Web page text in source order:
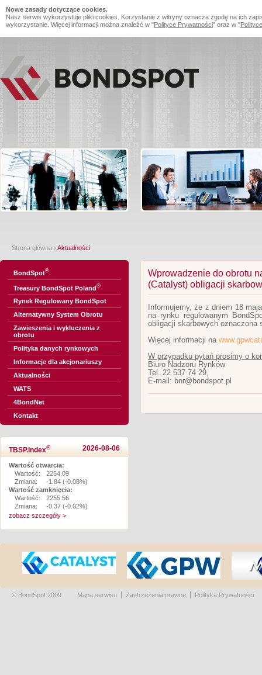
Nowe zasady dotyczące cookies.
Nasz serwis wykorzystuje pliki cookies. Korzystanie z witryny oznacza zgodę na ich
wykorzystanie. Więcej informacji można znaleźć w "Polityce Prywatności" oraz w "
Strona główna › Aktualności
BondSpot®
Treasury BondSpot Poland®
Rynek Regulowany BondSpot
Alternatywny System Obrotu
Zawieszenia i wykluczenia z
obrotu
Polityka danych rynkowych
Informacje dla akcjonariuszy
Aktualności
WATS
4BondNet
Kontakt
TBSP.Index® 2026-08-06
Wartość otwarcia:
Wartość:
2254.09
Zmiana:
-1.84 (-0.08%)
Wartość zamknięcia:
Wartość:
2255.56
Zmiana:
-0.37 (-0.02%)
zobacz szczegóły >
Wprowadzenie do obrotu
(Catalyst) obligacji
Informujemy, że z dniem 18
na rynku regulowanym
obligacji skarbowych oznaczona
Więcej informacji na
W przypadku pytań prosimy o
Biuro Nadzoru Rynków
Tel. 22 537 74 29,
E-mail: bnr@bondspot.pl
© BondSpot 2009 Mapa serwisu Zastrzeżenia prawne Polityka Prywatności